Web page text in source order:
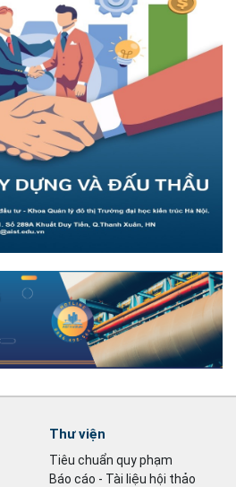
Thư viện
Tiêu chuẩn quy phạm
Báo cáo - Tài liệu hội thảo